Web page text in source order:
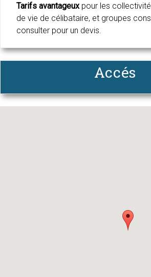
Tarifs avantageuxpour les
de vie de célibataire, et groupes
consulter pour un devis.
Accés